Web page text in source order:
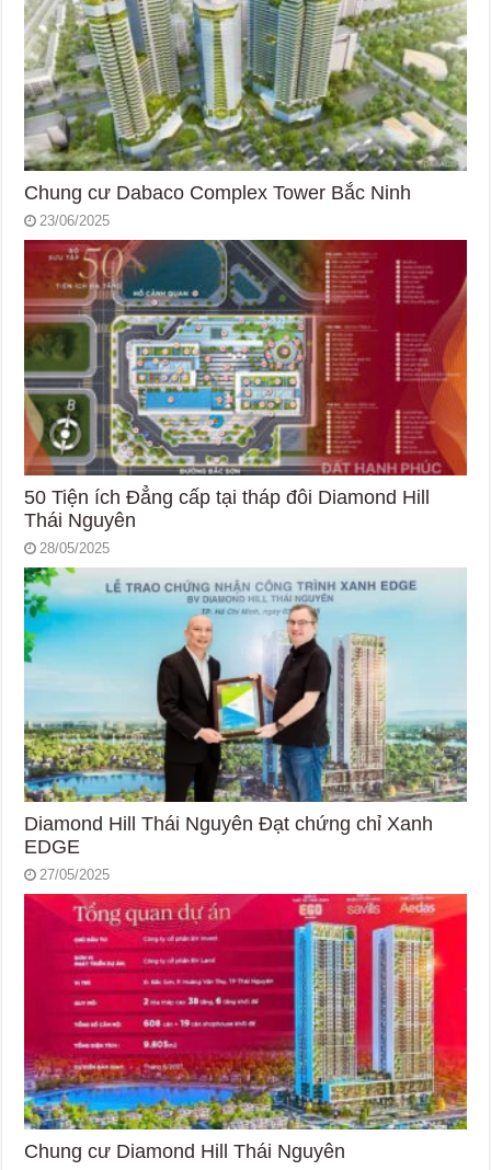
Chung cư Dabaco Complex Tower Bắc Ninh
23/06/2025
50 Tiện ích Đẳng cấp tại tháp đôi Diamond Hill
Thái Nguyên
28/05/2025
Diamond Hill Thái Nguyên Đạt chứng chỉ Xanh
EDGE
27/05/2025
Chung cư Diamond Hill Thái Nguyên